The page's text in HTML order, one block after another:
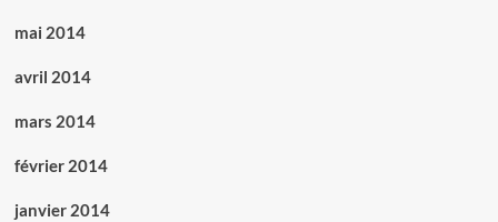
mai 2014
avril 2014
mars 2014
février 2014
janvier 2014